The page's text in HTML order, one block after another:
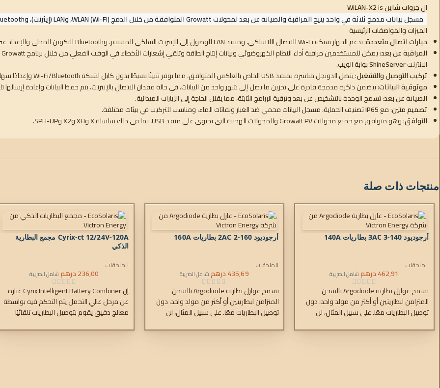
الجروات شاين WiLAN-X2is
مسجل بيانات مدمج ثلاثة في واحد يتيح المراقبة والصيانة عن بعد لمحولات Growatt المتوافقة من خلال الدمج
WLAN (Wi-Fi)، وLAN (إيثرنت)، وBluetooth
الميزات والمواصفات الرئيسية
خيارات اتصال متعددة: يدعم الجهاز شبكة Wi-Fi للاتصال اللاسلكي، ومنفذ LAN للوصول إلى الإنترنت السلكي المستقر، وBluetooth للتكوين المحلي والإعداد عبر الهاتف الذكي.
المراقبة عن بعد: يمكن للمستخدمين مراقبة أداء النظام الكهروضوئي وبيانات إنتاج الطاقة وتلقي إشعارات الأخطاء في الوقت الفعلي من خلال برنامج Growatt المجاني
الانترنتShineServerبوابة الويب.
تركيب التوصيل والتشغيل: يتصل الدونجل مباشرة بمنفذ USB الخاص بالعاكس المتوافق، مما يوفر تثبيتًا بسيطًا بدون كابل لشبكة Wi-Fi/Bluetooth وإعدادًا سهلاً للتوصيل والتشغيل لاتصال LAN.
موثوقية البيانات: يتضمن ذاكرة مدمجة قادرة على تخزين ما يصل إلى شهر واحد من البيانات. في حالة فقدان الاتصال بالإنترنت، يتم حفظ البيانات وإعادة إرسالها
الصيانة عن بعد: تسمح الوحدة بالتشخيص عن بعد وترقية البرامج الثابتة، مما يقلل الحاجة إلى الزيارات الميدانية.
تصميم متين: معIP65تصنيف الحماية، مسجل البيانات محمي ضد الغبار ونفاثات الماء، ومناسب للتركيب في بيئات مختلفة.
التوافق: وهو متوافق مع جميع محولات Growatt PV والمحولات الهجينة التي تحتوي على منفذ USB، بما في ذلك سلسلة X وXH وX2 وSPH-UP.
منتجات ذات صلة
أرجوديود 140-3AC 3 بطاريات 140A
الملحقات
462,91درهم شامل الضريبة
تسمح عوازل بطارية Argodiode بالشحن
المتزامن لبطاريتين أو أكثر من مولد واحد، دون
توصيل البطاريات معًا. على سبيل المثال، لن
البادئ أيضًا. انخفاض الجهد الكهربائي بسبب
أرجوديود 160-2AC 2 بطاريات 160A
الملحقات
435,69درهمشامل الضريبة
تسمح عوازل بطارية Argodiode بالشحن
المتزامن لبطاريتين أو أكثر من مولد واحد، دون
توصيل البطاريات معًا. على سبيل المثال، لن
البادئ أيضًا. انخفاض الجهد الكهربائي بسبب
Cyrix-ct 12/24V-120A مجمع البطارية
الذكي
الملحقات
236,00درهم شامل الضريبة
إن Cyrix Intelligent Battery Combiner عبارة
عن مرحل عالي التحمل يتم التحكم فيه بواسطة
معالج دقيق يقوم بتوصيل البطاريات تلقائيًا
مسبقًا (مما يشير إلى أن البطارية قيد الشحن)،